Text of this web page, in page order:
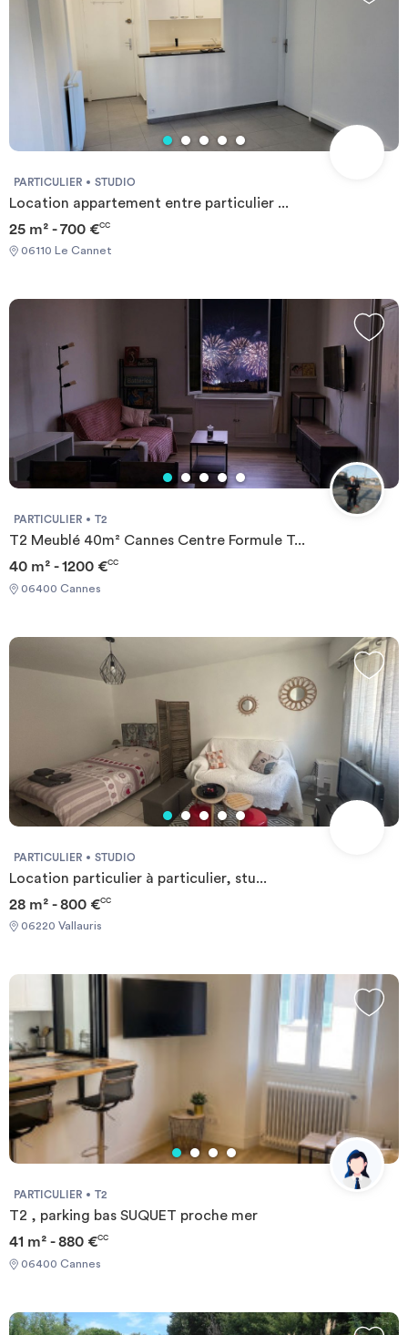
PARTICULIER STUDIO
Location appartement entre particulier ...
25 m² - 700 €CC
06110 Le Cannet
PARTICULIER T2
T2 Meublé 40m² Cannes Centre Formule T...
40 m² - 1200 €CC
06400 Cannes
PARTICULIER STUDIO
Location particulier à particulier, stu...
28 m² - 800 €CC
06220 Vallauris
PARTICULIER T2
T2 , parking bas SUQUET proche mer
41 m² - 880 €CC
06400 Cannes